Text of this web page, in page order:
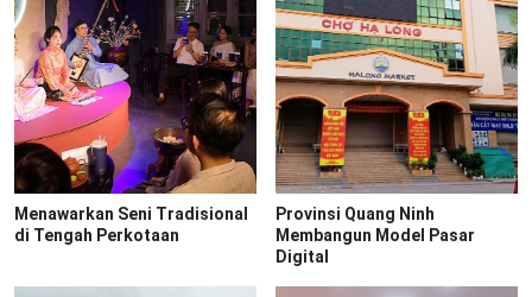
Menawarkan Seni Tradisional
di Tengah Perkotaan
Provinsi Quang Ninh
Membangun Model Pasar
Digital